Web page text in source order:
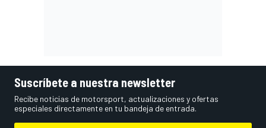
Suscríbete a nuestra newsletter
Recibe noticias de motorsport, actualizaciones y ofertas
especiales directamente en tu bandeja de entrada.